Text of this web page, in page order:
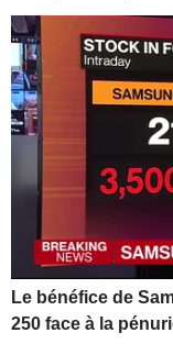
Le bénéfice de
250 face à la